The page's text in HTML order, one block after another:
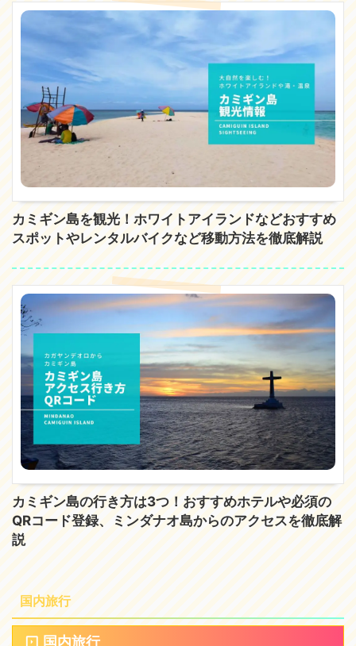
カミギン島を観光！ホワイトアイランドなどおすすめ
スポットやレンタルバイクなど移動方法を徹底解説
カミギン島の行き方は3つ！おすすめホテルや必須の
QRコード登録、ミンダナオ島からのアクセスを徹底解
説
国内旅行
国内旅行